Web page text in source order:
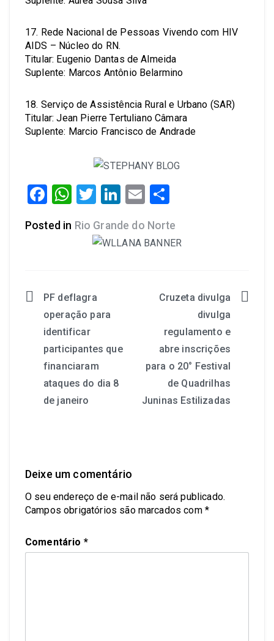
17. Rede Nacional de Pessoas Vivendo com HIV
AIDS – Núcleo do RN.
Titular: Eugenio Dantas de Almeida
Suplente: Marcos Antônio Belarmino
18. Serviço de Assistência Rural e Urbano (SAR)
Titular: Jean Pierre Tertuliano Câmara
Suplente: Marcio Francisco de Andrade
Facebook
WhatsApp
Twitter
LinkedIn
Email
Posted in Rio Grande do Norte
PF deflagra
operação para
identificar
participantes que
financiaram
ataques do dia 8
de janeiro
Cruzeta divulga
divulga
regulamento e
abre inscrições
para o 20° Festival
de Quadrilhas
Juninas Estilizadas
Deixe um comentário
O seu endereço de e-mail não será publicado.
Campos obrigatórios são marcados com *
Comentário *